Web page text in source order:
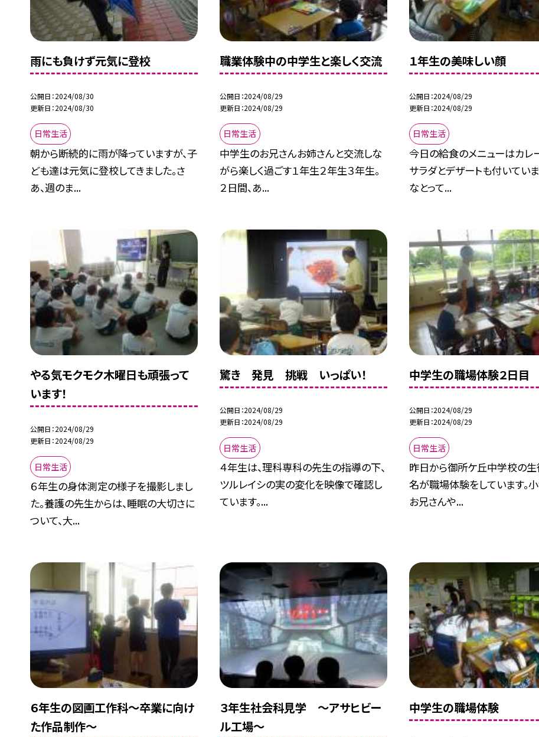
雨にも負けず元気に登校
公開日 2024/08/30
更新日 2024/08/30
日常生活
朝から断続的に雨が降っていますが、子
ども達は元気に登校してきました。さ
あ、週のま...
職業体験中の中学生と楽しく交流
公開日 2024/08/29
更新日 2024/08/29
日常生活
中学生のお兄さんお姉さんと交流しな
がら楽しく過ごす１年生２年生３年生。
２日間、あ...
１年生の美味しい顔
公開日 2024/08/29
更新日 2024/08/29
日常生活
今日の給食のメニューはカレ
サラダとデザートも付いていま
なとって...
やる気モクモク木曜日も頑張って
います！
公開日 2024/08/29
更新日 2024/08/29
日常生活
６年生の身体測定の様子を撮影しまし
た。養護の先生からは、睡眠の大切さに
ついて、大...
驚き 発見 挑戦 いっぱい！
公開日 2024/08/29
更新日 2024/08/29
日常生活
４年生は、理科専科の先生の指導の下、
ツルレイシの実の変化を映像で確認し
ています。...
中学生の職場体験２日目
公開日 2024/08/29
更新日 2024/08/29
日常生活
昨日から御所ケ丘中学校の生
名が職場体験をしています。小
お兄さんや...
６年生の図画工作科〜卒業に向け
た作品制作〜
３年生社会科見学 〜アサヒビー
ル工場〜
中学生の職場体験